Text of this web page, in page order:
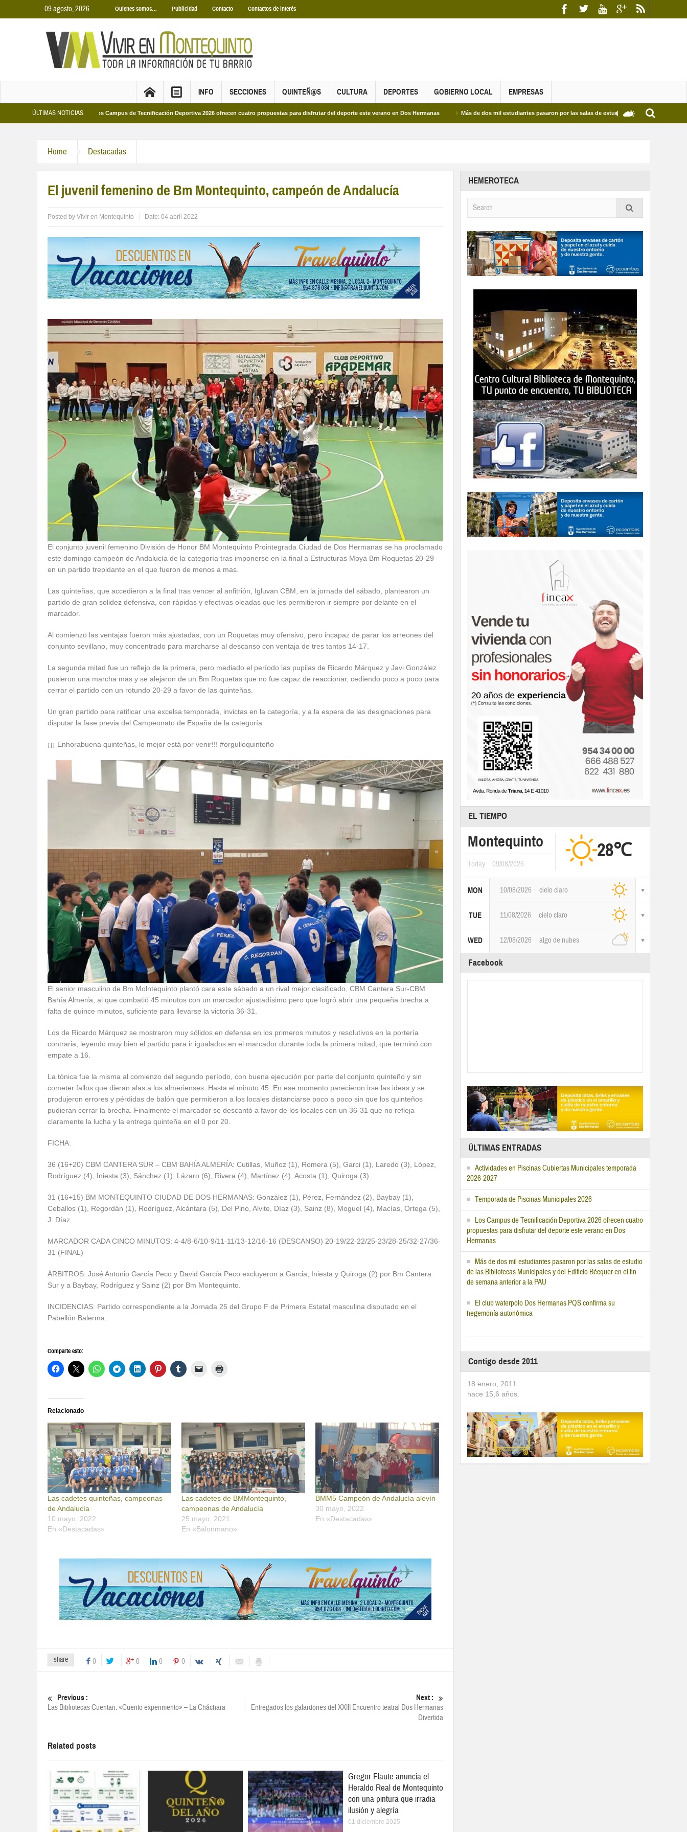
09 agosto, 2026 Quienes somos… Publicidad Contacto Contactos de interés
INFO SECCIONES QUINTEÑ@S CULTURA DEPORTES GOBIERNO LOCAL EMPRESAS
ÚLTIMAS NOTICIAS
2026 Los Campus de Tecnificación Deportiva 2026 ofrecen cuatro propuestas para disfrutar del deporte este verano en Dos Hermanas Más de dos mil estudiantes pasaron por las salas de estudio de las Bibliotecas Municipales y del
Home Destacadas
El juvenil femenino de Bm Montequinto, campeón de Andalucía
Posted by Vivir en Montequinto Date: 04 abril 2022
El conjunto juvenil femenino División de Honor BM Montequinto Prointegrada Ciudad de Dos Hermanas se ha proclamado
este domingo campeón de Andalucía de la categoría tras imponerse en la final a Estructuras Moya Bm Roquetas 20-29
en un partido trepidante en el que fueron de menos a mas.
Las quinteñas, que accedieron a la final tras vencer al anfitrión, Igluvan CBM, en la jornada del sábado, plantearon un
partido de gran solidez defensiva, con rápidas y efectivas oleadas que les permitieron ir siempre por delante en el
marcador.
Al comienzo las ventajas fueron más ajustadas, con un Roquetas muy ofensivo, pero incapaz de parar los arreones del
conjunto sevillano, muy concentrado para marcharse al descanso con ventaja de tres tantos 14-17.
La segunda mitad fue un reflejo de la primera, pero mediado el período las pupilas de Ricardo Márquez y Javi González
pusieron una marcha mas y se alejaron de un Bm Roquetas que no fue capaz de reaccionar, cediendo poco a poco para
cerrar el partido con un rotundo 20-29 a favor de las quinteñas.
Un gran partido para ratificar una excelsa temporada, invictas en la categoría, y a la espera de las designaciones para
disputar la fase previa del Campeonato de España de la categoría.
¡¡¡ Enhorabuena quinteñas, lo mejor está por venir!!! #orgulloquinteño
El senior masculino de Bm Molntequinto plantó cara este sábado a un rival mejor clasificado, CBM Cantera Sur-CBM
Bahía Almería, al que combatió 45 minutos con un marcador ajustadísimo pero que logró abrir una pequeña brecha a
falta de quince minutos, suficiente para llevarse la victoria 36-31.
Los de Ricardo Márquez se mostraron muy sólidos en defensa en los primeros minutos y resolutivos en la portería
contraria, leyendo muy bien el partido para ir igualados en el marcador durante toda la primera mitad, que terminó con
empate a 16.
La tónica fue la misma al comienzo del segundo período, con buena ejecución por parte del conjunto quinteño y sin
cometer fallos que dieran alas a los almerienses. Hasta el minuto 45. En ese momento parecieron irse las ideas y se
produjeron errores y pérdidas de balón que permitieron a los locales distanciarse poco a poco sin que los quinteños
pudieran cerrar la brecha. Finalmente el marcador se descantó a favor de los locales con un 36-31 que no refleja
claramente la lucha y la entrega quinteña en el 0 por 20.
FICHA:
36 (16+20) CBM CANTERA SUR – CBM BAHÍA ALMERÍA: Cutillas, Muñoz (1), Romera (5), Garci (1), Laredo (3), López,
Rodríguez (4), Iniesta (3), Sánchez (1), Lázaro (6), Rivera (4), Martínez (4), Acosta (1), Quiroga (3).
31 (16+15) BM MONTEQUINTO CIUDAD DE DOS HERMANAS: González (1), Pérez, Fernández (2), Baybay (1),
Ceballos (1), Regordán (1), Rodríguez, Alcántara (5), Del Pino, Alvite, Díaz (3), Sainz (8), Moguel (4), Macías, Ortega (5),
J. Díaz
MARCADOR CADA CINCO MINUTOS: 4-4/8-6/10-9/11-11/13-12/16-16 (DESCANSO) 20-19/22-22/25-23/28-25/32-27/36-
31 (FINAL)
ÁRBITROS: José Antonio García Peco y David García Peco excluyeron a Garcia, Iniesta y Quiroga (2) por Bm Cantera
Sur y a Baybay, Rodríguez y Sainz (2) por Bm Montequinto.
INCIDENCIAS: Partido correspondiente a la Jornada 25 del Grupo F de Primera Estatal masculina disputado en el
Pabellón Balerma.
Comparte esto:
Relacionado
Las cadetes quinteñas, campeonas
de Andalucía
10 mayo, 2022
En «Destacadas»
Las cadetes de BMMontequinto,
campeonas de Andalucía
25 mayo, 2021
En «Balonmano»
BMM5 Campeón de Andalucía alevín
30 mayo, 2022
En «Destacadas»
share 0 0 0 0
Previous :
Las Bibliotecas Cuentan: «Cuento experimento» – La Cháchara
Next :
Entregados los galardones del XXIII Encuentro teatral Dos Hermanas
Divertida
Related posts
Gregor Flaute anuncia el
Heraldo Real de Montequinto
con una pintura que irradia
ilusión y alegría
01 diciembre 2025
HEMEROTECA
EL TIEMPO
Montequinto
Today 09/08/2026
28℃
MON 10/08/2026 cielo claro
TUE 11/08/2026 cielo claro
WED 12/08/2026 algo de nubes
Facebook
ÚLTIMAS ENTRADAS
Actividades en Piscinas Cubiertas Municipales temporada
2026-2027
Temporada de Piscinas Municipales 2026
Los Campus de Tecnificación Deportiva 2026 ofrecen cuatro
propuestas para disfrutar del deporte este verano en Dos
Hermanas
Más de dos mil estudiantes pasaron por las salas de estudio
de las Bibliotecas Municipales y del Edificio Bécquer en el fin
de semana anterior a la PAU
El club waterpolo Dos Hermanas PQS confirma su
hegemonía autonómica
Contigo desde 2011
18 enero, 2011
hace 15,6 años.